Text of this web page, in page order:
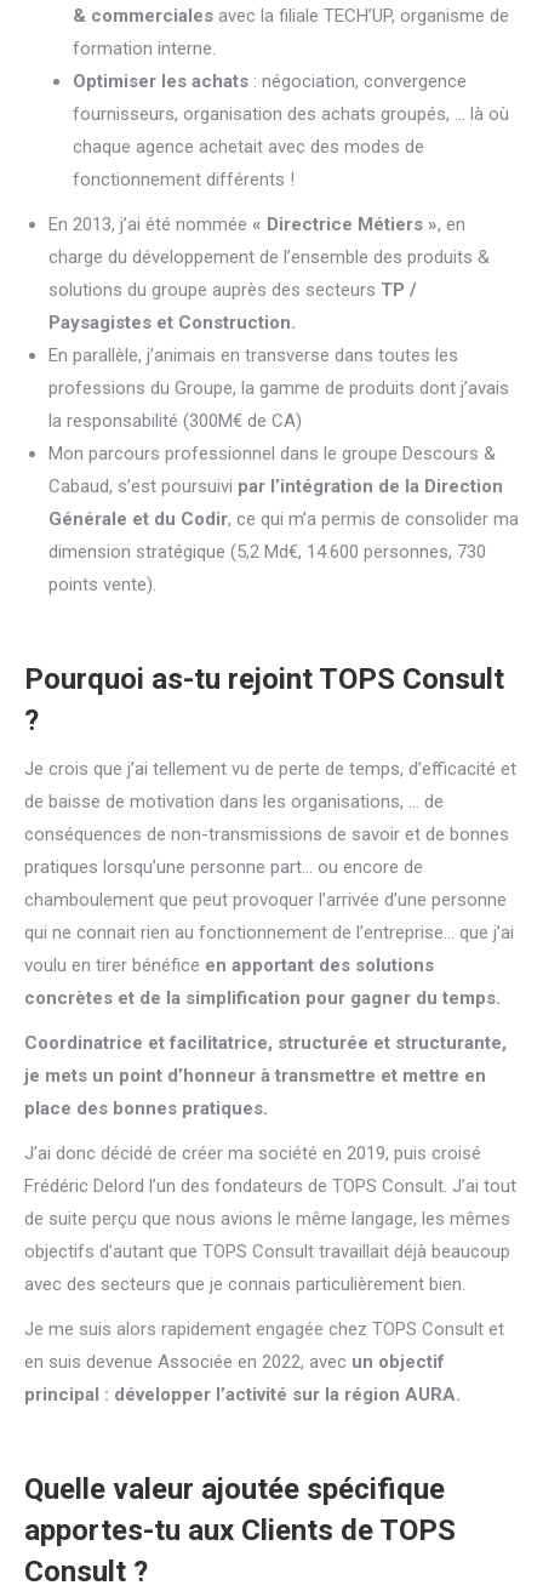
& commerciales avec la filiale TECH’UP, organisme de
formation interne.
Optimiser les achats : négociation, convergence
fournisseurs, organisation des achats groupés, … là où
chaque agence achetait avec des modes de
fonctionnement différents !
En 2013, j’ai été nommée « Directrice Métiers », en
charge du développement de l’ensemble des produits &
solutions du groupe auprès des secteurs TP /
Paysagistes et Construction.
En parallèle, j’animais en transverse dans toutes les
professions du Groupe, la gamme de produits dont j’avais
la responsabilité (300M€ de CA)
Mon parcours professionnel dans le groupe Descours &
Cabaud, s’est poursuivi par l’intégration de la Direction
Générale et du Codir, ce qui m’a permis de consolider ma
dimension stratégique (5,2 Md€, 14.600 personnes, 730
points vente).
Pourquoi as-tu rejoint TOPS Consult
?
Je crois que j’ai tellement vu de perte de temps, d’efficacité et
de baisse de motivation dans les organisations, … de
conséquences de non-transmissions de savoir et de bonnes
pratiques lorsqu’une personne part… ou encore de
chamboulement que peut provoquer l’arrivée d’une personne
qui ne connait rien au fonctionnement de l’entreprise… que j’ai
voulu en tirer bénéfice en apportant des solutions
concrètes et de la simplification pour gagner du temps.
Coordinatrice et facilitatrice, structurée et structurante,
je mets un point d’honneur à transmettre et mettre en
place des bonnes pratiques.
J’ai donc décidé de créer ma société en 2019, puis croisé
Frédéric Delord l’un des fondateurs de TOPS Consult. J’ai tout
de suite perçu que nous avions le même langage, les mêmes
objectifs d’autant que TOPS Consult travaillait déjà beaucoup
avec des secteurs que je connais particulièrement bien.
Je me suis alors rapidement engagée chez TOPS Consult et
en suis devenue Associée en 2022, avec un objectif
principal : développer l’activité sur la région AURA.
Quelle valeur ajoutée spécifique
apportes-tu aux Clients de TOPS
Consult ?